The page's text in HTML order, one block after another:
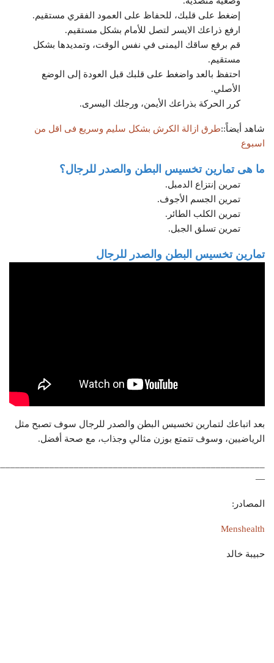
إضغط على قلبك، للحفاظ على العمود الفقري مستقيم.
ارفع ذراعك الايسر لتصل للأمام بشكل مستقيم.
قم برفع ساقك اليمنى في نفس الوقت، وتمديدها بشكل
مستقيم.
احتفظ بالعد واضغط على قلبك قبل العودة إلى الوضع
الأصلي.
كرر الحركة بذراعك الأيمن، ورجلك اليسرى.
شاهد أيضاً::طرق ازالة الكرش بشكل سليم وسريع فى اقل من
اسبوع
ما هى تمارين تخسيس البطن والصدر للرجال؟
تمرين إنتزاع الدمبل.
تمرين الجسم الأجوف.
تمرين الكلب الطائر.
تمرين تسلق الجبل.
تمارين تخسيس البطن والصدر للرجال
بعد اتباعك لتمارين تخسيس البطن والصدر للرجال سوف تصبح مثل
الرياضيين، وسوف تتمتع بوزن مثالي وجذاب، مع صحة أفضل.
—
المصادر:
Menshealth
حبيبة خالد